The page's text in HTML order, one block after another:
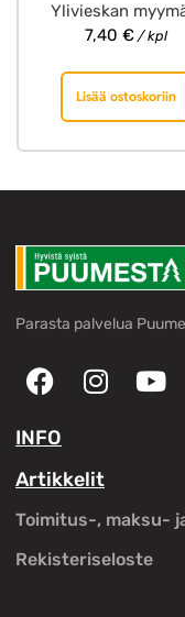
Ylivieskan
7,40 € / kpl
Lisää ostoskoriin
Parasta palvelua
INFO
Artikkelit
Toimitus-, maksu-
Rekisteriseloste